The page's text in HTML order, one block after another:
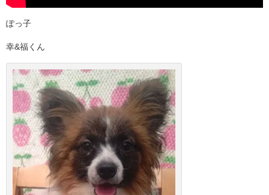
ぽっ子
幸&福くん